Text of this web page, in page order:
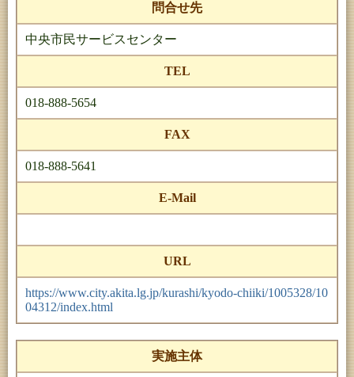
問合せ先
中央市民サービスセンター
TEL
018-888-5654
FAX
018-888-5641
E-Mail
URL
https://www.city.akita.lg.jp/kurashi/kyodo-chiiki/1005328/10
04312/index.html
実施主体